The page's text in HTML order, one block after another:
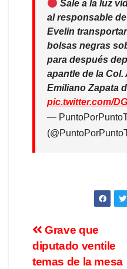
Sale a la luz
al responsable
Evelin
bolsas negras
para después
apantle de la Col.
Emiliano Zapata
pic.twitter.com/
—
Grave que
diputado ventile
temas de la mesa